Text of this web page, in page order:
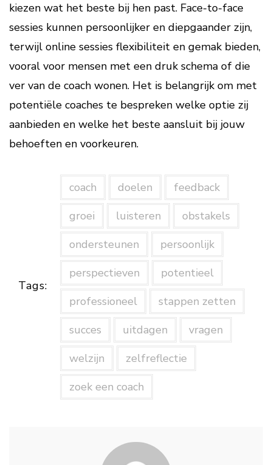
kiezen wat het beste bij hen past. Face-to-face
sessies kunnen persoonlijker en diepgaander zijn,
terwijl online sessies flexibiliteit en gemak bieden,
vooral voor mensen met een druk schema of die
ver van de coach wonen. Het is belangrijk om met
potentiële coaches te bespreken welke optie zij
aanbieden en welke het beste aansluit bij jouw
behoeften en voorkeuren.
Tags:
coach doelen
feedback
groei
luisteren
obstakels
ondersteunen
persoonlijk
perspectieven
potentieel
professioneel
stappen zetten
succes
uitdagen
vragen
welzijn
zelfreflectie
zoek een coach